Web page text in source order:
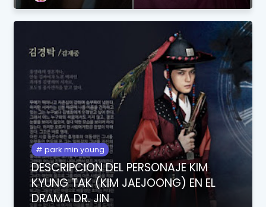
park min young
DESCRIPCION DEL PERSONAJE KIM
KYUNG TAK (KIM JAEJOONG) EN EL
DRAMA DR. JIN